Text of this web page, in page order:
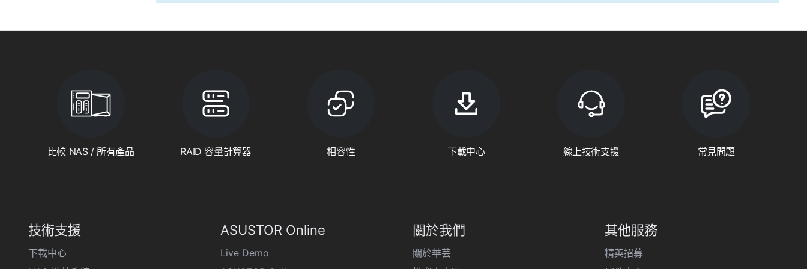
比較 NAS / 所有產品 RAID 容量計算器 相容性 下載中心 線上技術支援 常見問題
技術支援
下載中心
ASUSTOR Online
Live Demo
關於我們
關於華芸
其他服務
精英招募